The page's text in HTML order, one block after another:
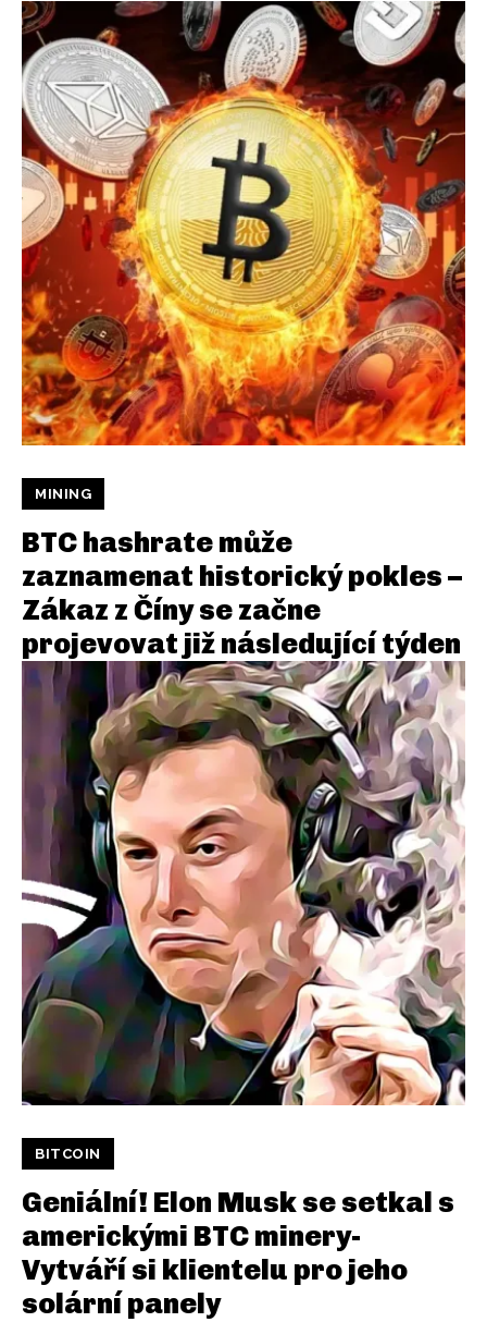
MINING
BTC hashrate může
zaznamenat historický pokles –
Zákaz z Číny se začne
projevovat již následující týden
BITCOIN
Geniální! Elon Musk se setkal s
americkými BTC minery-
Vytváří si klientelu pro jeho
solární panely